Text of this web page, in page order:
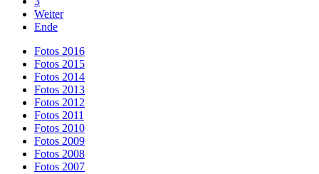
Weiter
Ende
Fotos 2016
Fotos 2015
Fotos 2014
Fotos 2013
Fotos 2012
Fotos 2011
Fotos 2010
Fotos 2009
Fotos 2008
Fotos 2007